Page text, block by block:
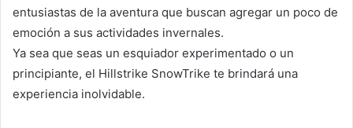
entusiastas de la aventura que buscan agregar un poco de
emoción a sus actividades invernales.
Ya sea que seas un esquiador experimentado o un
principiante, el Hillstrike SnowTrike te brindará una
experiencia inolvidable.